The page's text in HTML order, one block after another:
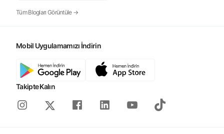
Tüm Blogları Görüntüle →
Mobil Uygulamamızı İndirin
Takipte Kalın
Instagram
X FacebookLinkedinYoutubeTiktok